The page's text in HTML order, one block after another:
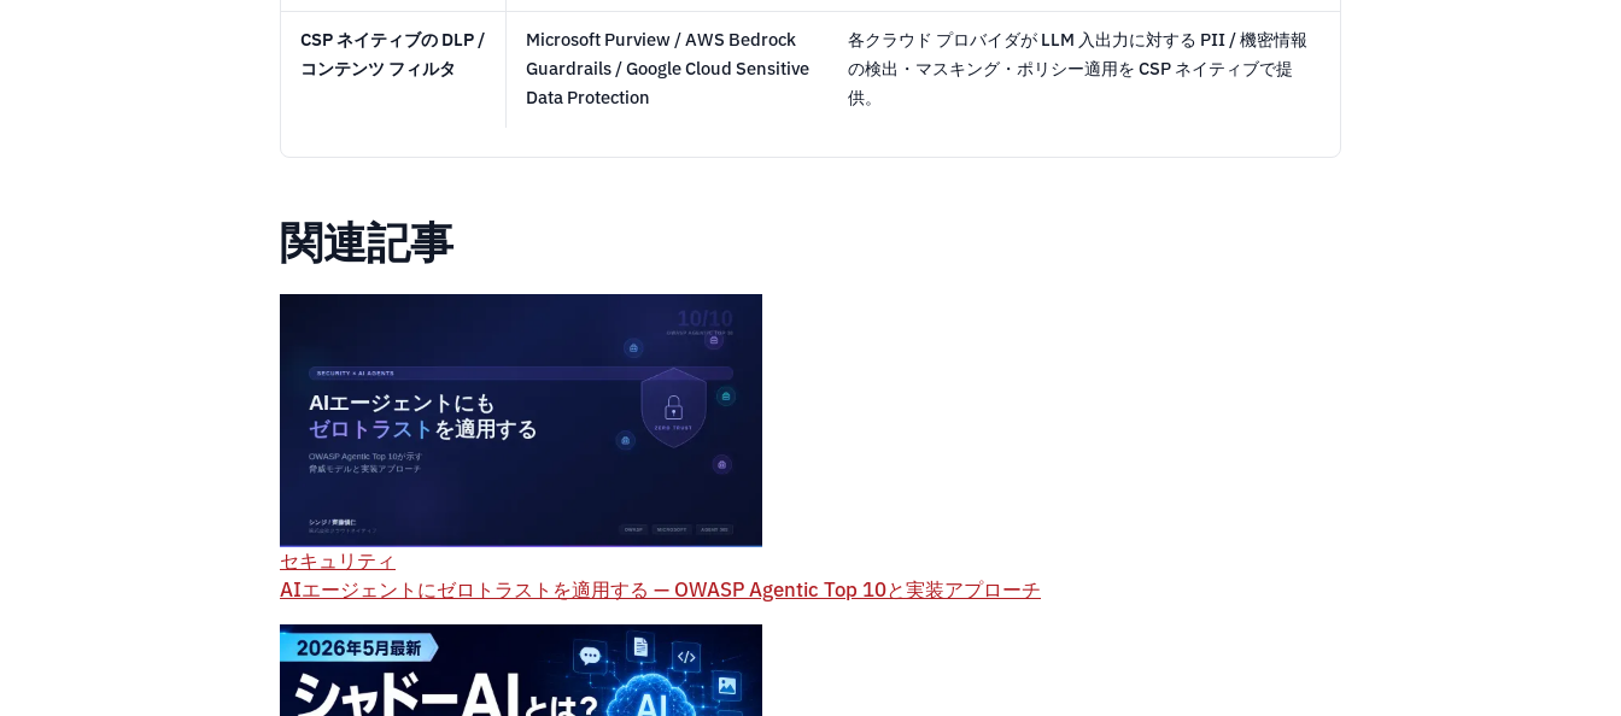
CSP ネイティブの DLP /
コンテンツ フィルタ
Microsoft Purview / AWS Bedrock
Guardrails / Google Cloud Sensitive
Data Protection
各クラウド プロバイダが LLM 入出力に対する PII / 機密情報
の検出・マスキング・ポリシー適用を CSP ネイティブで提
供。
関連記事
セキュリティ
AIエージェントにゼロトラストを適用する — OWASP Agentic Top 10と実装アプローチ